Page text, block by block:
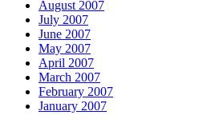
August 2007
July 2007
June 2007
May 2007
April 2007
March 2007
February 2007
January 2007